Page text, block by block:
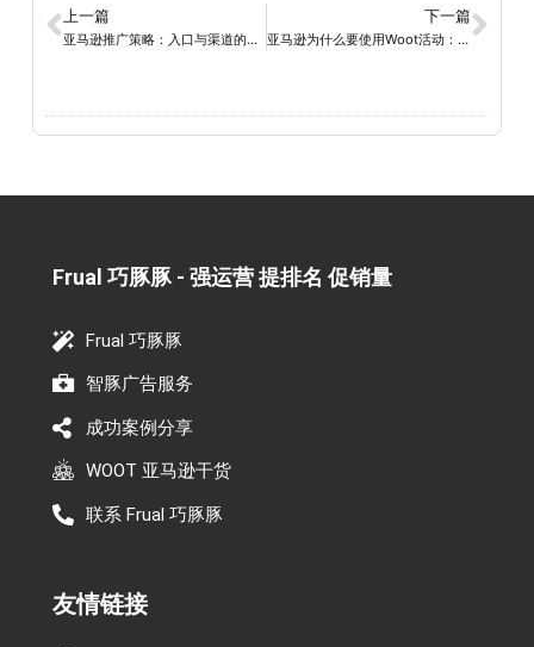
上一篇
亚马逊推广策略：入口与渠道的深度解析
下一篇
亚马逊为什么要使用Woot活动：增加销量、拓展市场的有效策略
Frual 巧豚豚 - 强运营 提排名 促销量​
Frual 巧豚豚
智豚广告服务
成功案例分享
WOOT 亚马逊干货
联系 Frual 巧豚豚
友情链接